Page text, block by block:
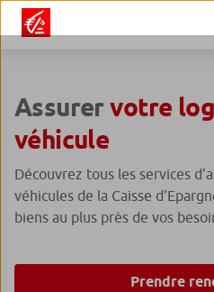
Assurervotre
véhicule
Découvrez tous les services
véhicules de la Caisse
biens au plus près de vos
Prendre